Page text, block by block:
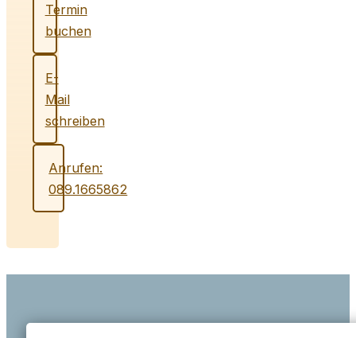
Termin
buchen
E-
Mail
schreiben
Anrufen:
089.1665862